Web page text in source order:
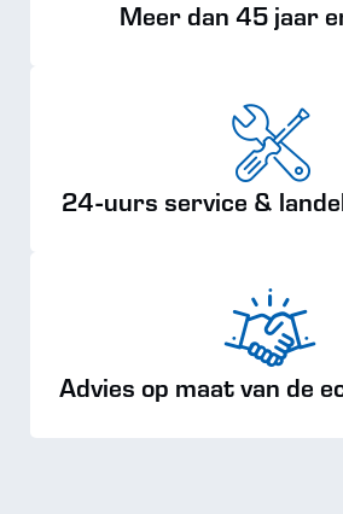
Meer dan 45 jaar
24-uurs service &
Advies op maat van de